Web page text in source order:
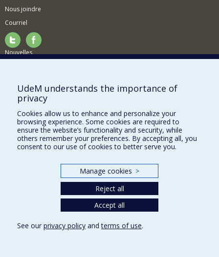
Nous joindre
Courriel
Nouvelles
Comment soutenir le Département?
BESOIN D'AIDE?
Plan du site
Signaler une erreur
Accessibilité
Nos départements et écoles
UdeM understands the importance of
privacy
Cookies allow us to enhance and personalize your
browsing experience. Some cookies are required to
ensure the website’s functionality and security, while
others remember your preferences. By accepting all, you
consent to our use of cookies to better serve you.
Manage cookies >
Reject all
Accept all
See our privacy policy andterms of use.